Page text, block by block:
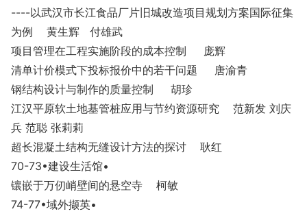
----以武汉市长江食品厂片旧城改造项目规划方案国际征集
为例 黄生辉 付雄武
项目管理在工程实施阶段的成本控制 庞辉
清单计价模式下投标报价中的若干问题 唐渝青
钢结构设计与制作的质量控制 胡珍
江汉平原软土地基管桩应用与节约资源研究 范新发 刘庆
兵 范聪 张莉莉
超长混凝土结构无缝设计方法的探讨 耿红
70-73•建设生活馆•
镶嵌于万仞峭壁间的悬空寺 柯敏
74-77•域外撷英•